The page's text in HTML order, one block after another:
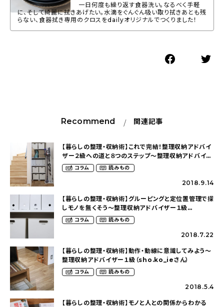
一日何度も繰り返す食器洗い。なるべく手軽
に、そして綺麗に拭きあげたい。水滴をぐんぐん吸い取り拭きあとも残
らない、食器拭き専用のクロスをdailyオリジナルでつくりました！
Recommend 関連記事
【暮らしの整理・収納術】これで完結！整理収納アドバイ
ザー２級への道と８つのステップ〜整理収納アドバイ
ザー１級（sho.ko_ieさん）
コラム 読みもの
2018.9.14
【暮らしの整理・収納術】グルーピングと定位置管理で探
しモノを無くそう〜整理収納アドバイザー１級
（sho.ko_ieさん）
コラム 読みもの
2018.7.22
【暮らしの整理・収納術】動作・動線に意識してみよう〜
整理収納アドバイザー１級（sho.ko_ieさん）
コラム 読みもの
2018.5.4
【暮らしの整理・収納術】モノと人との関係からわかる